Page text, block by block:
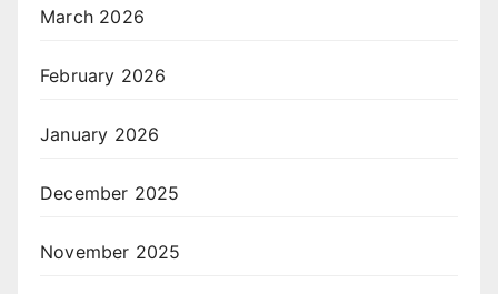
March 2026
February 2026
January 2026
December 2025
November 2025